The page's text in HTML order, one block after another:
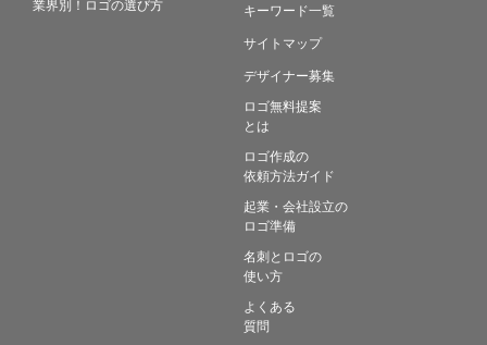
業界別！ロゴの選び方
キーワード一覧
サイトマップ
デザイナー募集
ロゴ無料提案
とは
ロゴ作成の
依頼方法ガイド
起業・会社設立の
ロゴ準備
名刺とロゴの
使い方
よくある
質問